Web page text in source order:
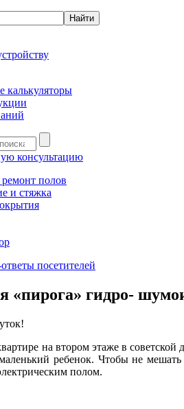
калькуляторы
консультацию
полов
и стяжка
посетителей
«пирога» гидро-
на втором этаже в
ребенок. Чтобы не
полом.